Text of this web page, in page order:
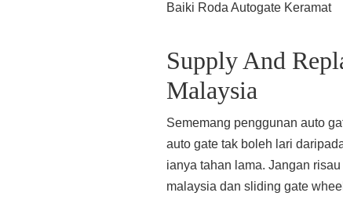
Baiki Roda Autogate Keramat
Supply And
Malaysia
Sememang penggunan auto
auto gate tak boleh lari
ianya tahan lama. Jangan
malaysia dan sliding gate